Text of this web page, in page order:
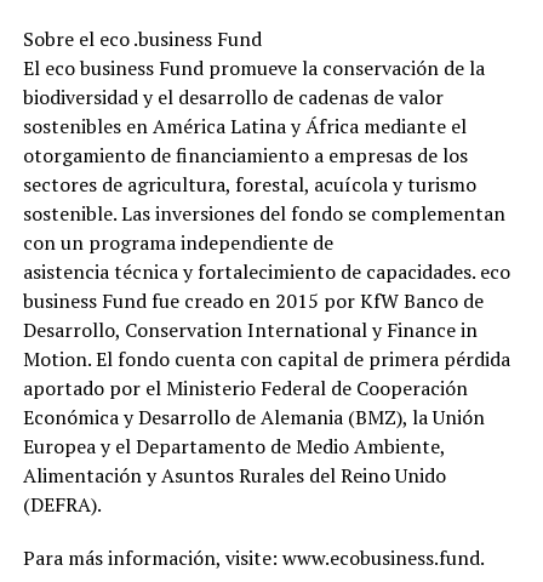
Sobre el eco .business Fund
El eco business Fund promueve la conservación de la
biodiversidad y el desarrollo de cadenas de valor
sostenibles en América Latina y África mediante el
otorgamiento de financiamiento a empresas de los
sectores de agricultura, forestal, acuícola y turismo
sostenible. Las inversiones del fondo se complementan
con un programa independiente de
asistencia técnica y fortalecimiento de capacidades. eco
business Fund fue creado en 2015 por KfW Banco de
Desarrollo, Conservation International y Finance in
Motion. El fondo cuenta con capital de primera pérdida
aportado por el Ministerio Federal de Cooperación
Económica y Desarrollo de Alemania (BMZ), la Unión
Europea y el Departamento de Medio Ambiente,
Alimentación y Asuntos Rurales del Reino Unido
(DEFRA).
Para más información, visite: www.ecobusiness.fund.